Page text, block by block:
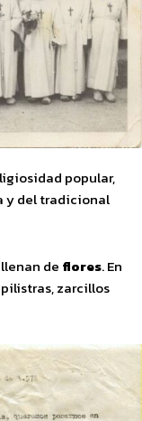
popular,
y del tradicional
de flores. En
zarcillos